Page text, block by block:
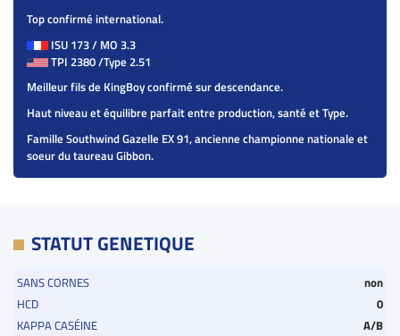
Top confirmé international.
ISU 173 / MO 3.3
TPI 2380 /Type 2.51
Meilleur fils de KingBoy confirmé sur descendance.
Haut niveau et équilibre parfait entre production, santé et Type.
Famille Southwind Gazelle EX 91, ancienne championne nationale et
soeur du taureau Gibbon.
STATUT GENETIQUE
SANS CORNES
non
HCD
0
KAPPA CASÉINE
A/B